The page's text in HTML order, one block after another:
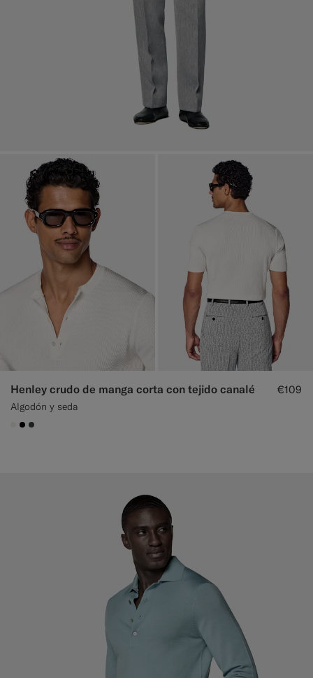
Henley crudo de manga corta con tejido canalé
Algodón y seda
€109
#F1EFE8
#000000
#3d4043